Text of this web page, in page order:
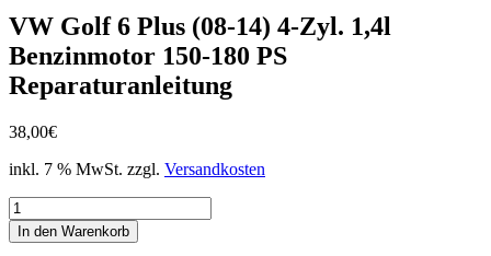
VW Golf 6 Plus (08-14) 4-Zyl. 1,4l
Benzinmotor 150-180 PS
Reparaturanleitung
38,00€
inkl. 7 % MwSt. zzgl. Versandkosten
VW
Golf
6
In den Warenkorb